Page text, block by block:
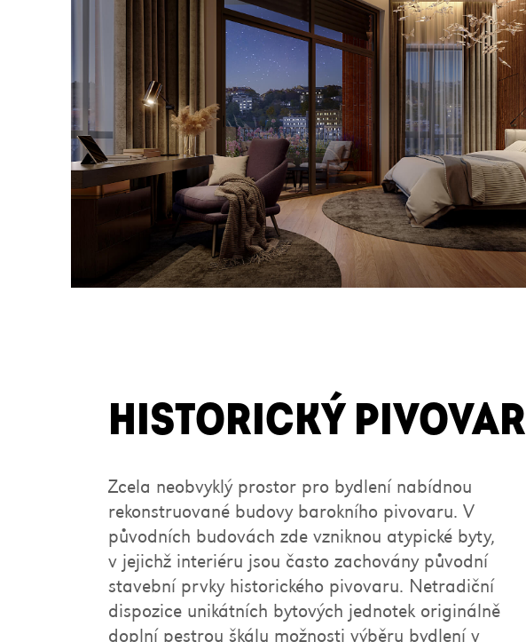
HISTORICKÝ PIVOVAR
Zcela neobvyklý prostor pro bydlení nabídnou
rekonstruované budovy barokního pivovaru. V
původních budovách zde vzniknou atypické byty,
v jejichž interiéru jsou často zachovány původní
stavební prvky historického pivovaru. Netradiční
dispozice unikátních bytových jednotek originálně
doplní pestrou škálu možnosti výběru bydlení v